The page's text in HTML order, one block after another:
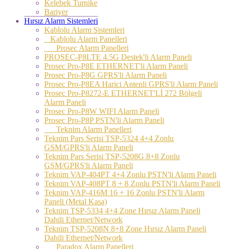
Kelebek Turnike
Bariyer
Hırsız Alarm Sistemleri
Kablolu Alarm Sistemleri
Kablolu Alarm Panelleri
Prosec Alarm Panelleri
PROSEC-P8LTE 4.5G Destek'li Alarm Paneli
Prosec Pro-P8E ETHERNET'li Alarm Paneli
Prosec Pro-P8G GPRS'li Alarm Paneli
Prosec Pro-P8EA Harici Antenli GPRS'li Alarm Paneli
Prosec Pro-P8272-E ETHERNET'Lİ 272 Bölgeli
Alarm Paneli
Prosec Pro-P8W WIFI Alarm Paneli
Prosec Pro-P8P PSTN'li Alarm Paneli
Teknim Alarm Panelleri
Teknim Pars Serisi TSP-5324 4+4 Zonlu
GSM/GPRS'li Alarm Paneli
Teknim Pars Serisi TSP-5208G 8+8 Zonlu
GSM/GPRS'li Alarm Paneli
Teknim VAP-404PT 4+4 Zonlu PSTN'li Alarm Paneli
Teknim VAP-408PT 8 + 8 Zonlu PSTN'li Alarm Paneli
Teknim VAP-416M 16 + 16 Zonlu PSTN'li Alarm
Paneli (Metal Kasa)
Teknim TSP-5334 4+4 Zone Hırsız Alarm Paneli
Dahili Ethernet/Network
Teknim TSP-5208N 8+8 Zone Hırsız Alarm Paneli
Dahili Ethernet/Network
Paradox Alarm Panelleri